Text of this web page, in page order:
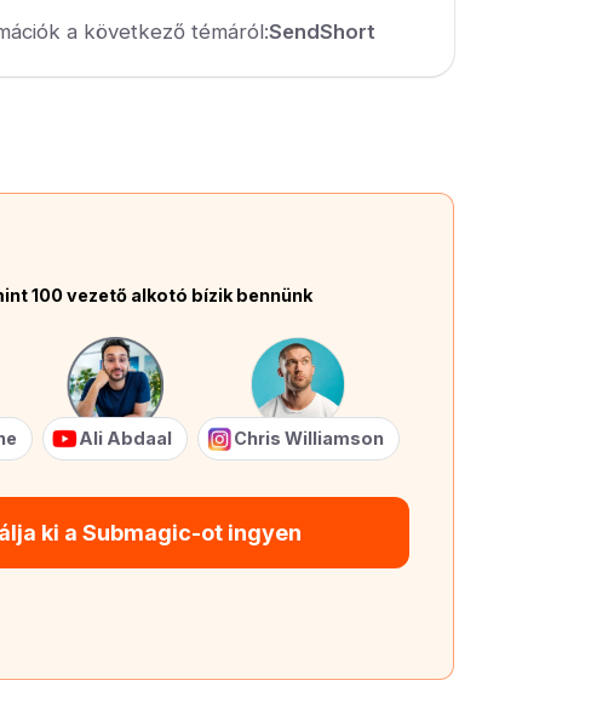
a következő témáról:SendShort
100 vezető alkotó bízik bennünk
Ali Abdaal Chris Williamson
ki a Submagic-ot ingyen